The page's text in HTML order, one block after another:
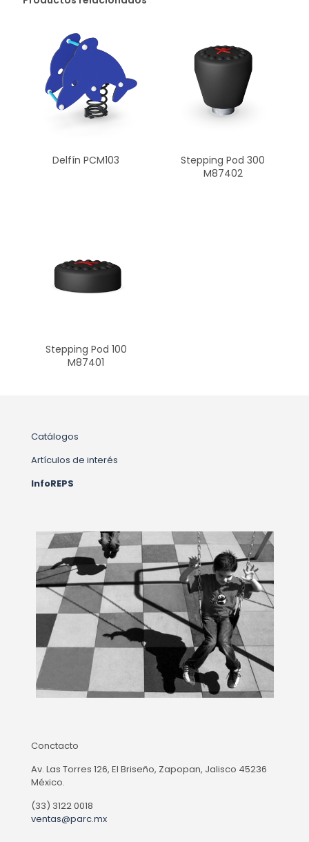
Delfín PCM103
Stepping Pod 300
M87402
Stepping Pod 100
M87401
Catálogos
Artículos de interés
InfoREPS
Conctacto
Av. Las Torres 126, El Briseño, Zapopan, Jalisco 45236
México.
(33) 3122 0018
ventas@parc.mx